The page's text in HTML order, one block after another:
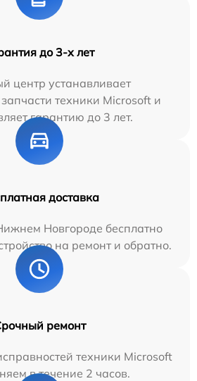
до 3-х лет
центр устанавливает
техники Microsoft и
гарантию до 3 лет.
доставка
Новгороде бесплатно
на ремонт и обратно.
ремонт
техники Microsoft
в течение 2 часов.